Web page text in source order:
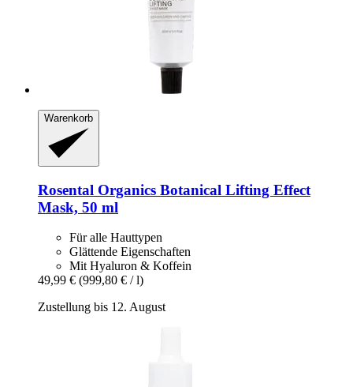
Warenkorb
Rosental Organics Botanical Lifting Effect
Mask, 50 ml
Für alle Hauttypen
Glättende Eigenschaften
Mit Hyaluron & Koffein
49,99 € (999,80 € / l)
Zustellung bis 12. August